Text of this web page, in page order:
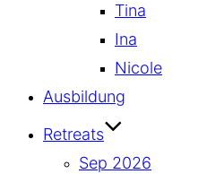
Tina
Ina
Nicole
Ausbildung
Retreats
Sep 2026